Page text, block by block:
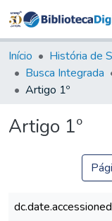
Início História de
Busca Integrada
Artigo 1º
Artigo 1º
dc.date.accessioned